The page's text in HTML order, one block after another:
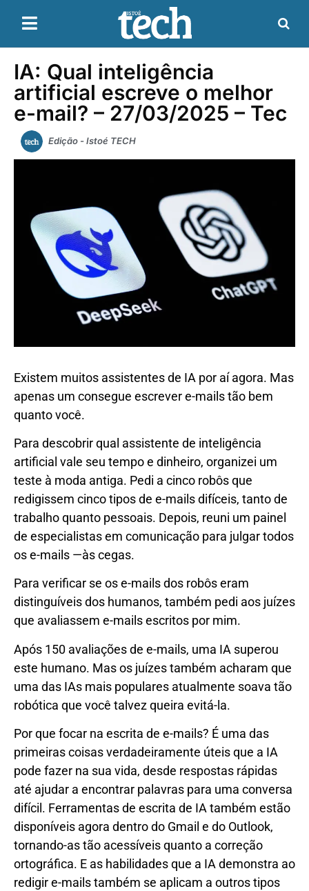
IA: Qual inteligência
artificial escreve o melhor
e-mail? – 27/03/2025 – Tec
Edição - Istoé TECH
Existem muitos assistentes de IA por aí agora. Mas
apenas um consegue escrever e-mails tão bem
quanto você.
Para descobrir qual assistente de inteligência
artificial vale seu tempo e dinheiro, organizei um
teste à moda antiga. Pedi a cinco robôs que
redigissem cinco tipos de e-mails difíceis, tanto de
trabalho quanto pessoais. Depois, reuni um painel
de especialistas em comunicação para julgar todos
os e-mails —às cegas.
Para verificar se os e-mails dos robôs eram
distinguíveis dos humanos, também pedi aos juízes
que avaliassem e-mails escritos por mim.
Após 150 avaliações de e-mails, uma IA superou
este humano. Mas os juízes também acharam que
uma das IAs mais populares atualmente soava tão
robótica que você talvez queira evitá-la.
Por que focar na escrita de e-mails? É uma das
primeiras coisas verdadeiramente úteis que a IA
pode fazer na sua vida, desde respostas rápidas
até ajudar a encontrar palavras para uma conversa
difícil. Ferramentas de escrita de IA também estão
disponíveis agora dentro do Gmail e do Outlook,
tornando-as tão acessíveis quanto a correção
ortográfica. E as habilidades que a IA demonstra ao
redigir e-mails também se aplicam a outros tipos